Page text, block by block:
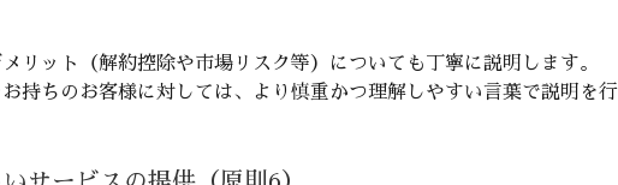
リット（解約控除や市場リスク等）についても丁寧に説明します。
持ちのお客様に対しては、より慎重かつ理解しやすい言葉で説明を行